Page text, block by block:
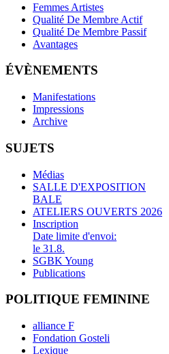
Femmes Artistes
Qualité De Membre Actif
Qualité De Membre Passif
Avantages
ÉVÈNEMENTS
Manifestations
Impressions
Archive
SUJETS
Médias
SALLE D'EXPOSITION
BALE
ATELIERS OUVERTS 2026
Inscription
Date limite d'envoi:
le 31.8.
SGBK Young
Publications
POLITIQUE FEMININE
alliance F
Fondation Gosteli
Lexique